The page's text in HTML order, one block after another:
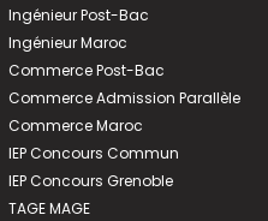
Ingénieur Post-Bac
Ingénieur Maroc
Commerce Post-Bac
Commerce Admission Parallèle
Commerce Maroc
IEP Concours Commun
IEP Concours Grenoble
TAGE MAGE